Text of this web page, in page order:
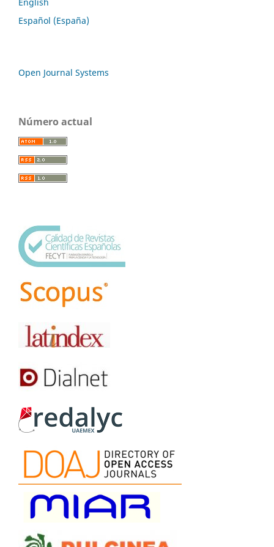
English
Español (España)
Open Journal Systems
Número actual